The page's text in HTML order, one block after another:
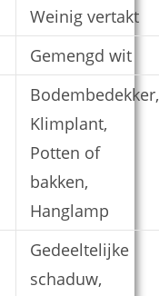
Weinig vertakt
Gemengd wit
Bodembedekker,
Klimplant,
Potten of
bakken,
Hanglamp
Gedeeltelijke
schaduw,